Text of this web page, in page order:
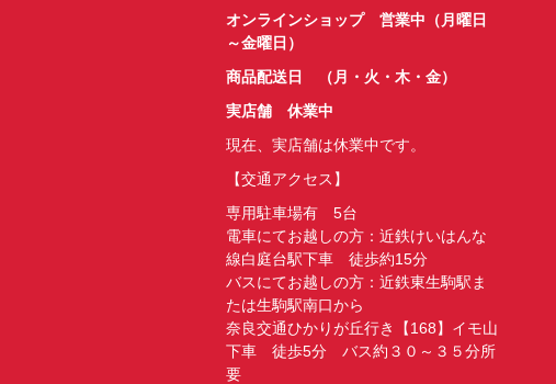
オンラインショップ 営業中（月曜日
～金曜日）
商品配送日 （月・火・木・金）
実店舗 休業中
現在、実店舗は休業中です。
【交通アクセス】
専用駐車場有 5台
電車にてお越しの方：近鉄けいはんな
線白庭台駅下車 徒歩約15分
バスにてお越しの方：近鉄東生駒駅ま
たは生駒駅南口から
奈良交通ひかりが丘行き【168】イモ山
下車 徒歩5分 バス約３０～３５分所
要